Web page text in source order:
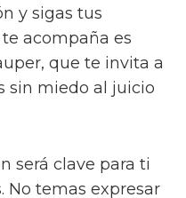
y sigas tus
acompaña es
que te invita a
sin miedo al juicio
será clave para ti
No temas expresar